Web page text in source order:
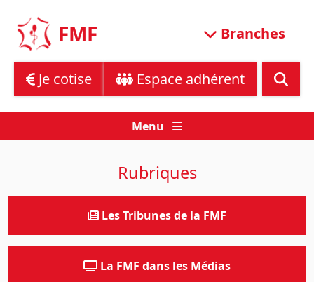
content
FMF Branches
Je cotise Espace adhérent
Menu
Rubriques
Les Tribunes de la FMF
La FMF dans les Médias